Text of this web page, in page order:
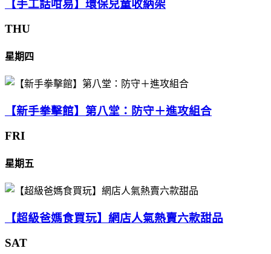
【手工話咁易】環保兒童收納架
THU
星期四
【新手拳擊館】第八堂：防守＋進攻組合
FRI
星期五
【超級爸媽食買玩】網店人氣熱賣六款甜品
SAT